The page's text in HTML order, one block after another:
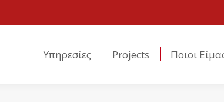
Υπηρεσίες Projects Ποιοι